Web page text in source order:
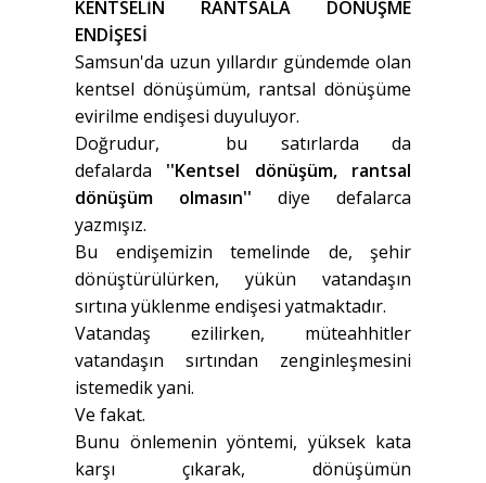
KENTSELİN RANTSALA DÖNÜŞME
ENDİŞESİ
Samsun'da uzun yıllardır gündemde olan
kentsel dönüşümüm, rantsal dönüşüme
evirilme endişesi duyuluyor.
Doğrudur, bu satırlarda da
defalarda ''Kentsel dönüşüm, rantsal
dönüşüm olmasın'' diye defalarca
yazmışız.
Bu endişemizin temelinde de, şehir
dönüştürülürken, yükün vatandaşın
sırtına yüklenme endişesi yatmaktadır.
Vatandaş ezilirken, müteahhitler
vatandaşın sırtından zenginleşmesini
istemedik yani.
Ve fakat.
Bunu önlemenin yöntemi, yüksek kata
karşı çıkarak, dönüşümün